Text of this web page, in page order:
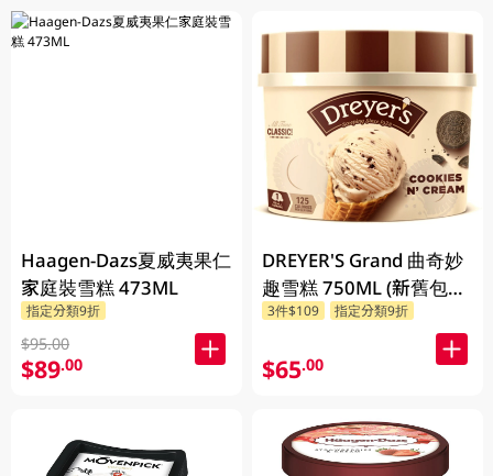
Haagen-Dazs夏威夷果仁
家庭裝雪糕 473ML
指定分類9折
$95.00
$89.00
DREYER'S Grand 曲奇妙
趣雪糕 750ML (新舊包裝
隨機發貨)
3件$109 指定分類9折
$65.00